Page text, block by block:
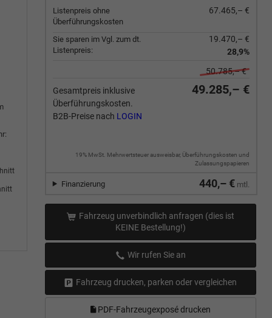
Listenpreis ohne
Überführungskosten
67.465,– €
Sie sparen im Vgl. zum dt.
Listenpreis:
19.470,– €
28,9%
50.785,– €
Gesamtpreis inklusive
Überführungskosten.
B2B-Preise nach LOGIN
49.285,– €
19% MwSt. Mehrwertsteuer ausweisbar, Überführungskosten und
Zulassungspapieren
440,– € mtl.
Finanzierung
Fahrzeug unverbindlich anfragen (dies ist
KEINE Bestellung!)
Wir rufen Sie an
Fahrzeug drucken, parken oder vergleichen
PDF-Fahrzeugexposé drucken